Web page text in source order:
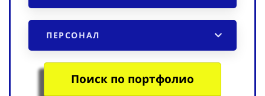
ПЕРСОНАЛ
Поиск по портфолио